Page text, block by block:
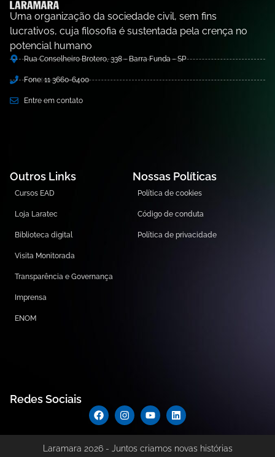
Uma organização da sociedade civil, sem fins
lucrativos, cuja filosofia é sustentada pela crença no
potencial humano
Rua Conselheiro Brotero, 338 - Barra Funda - SP
Fone: 11 3660-6400
Entre em contato
Outros Links
Cursos EAD
Loja Laratec
Biblioteca digital
Visita Monitorada
Transparência e Governança
Imprensa
ENOM
Nossas Políticas
Política de cookies
Código de conduta
Política de privacidade
Redes Sociais
Laramara 2026 - Juntos criamos novas histórias